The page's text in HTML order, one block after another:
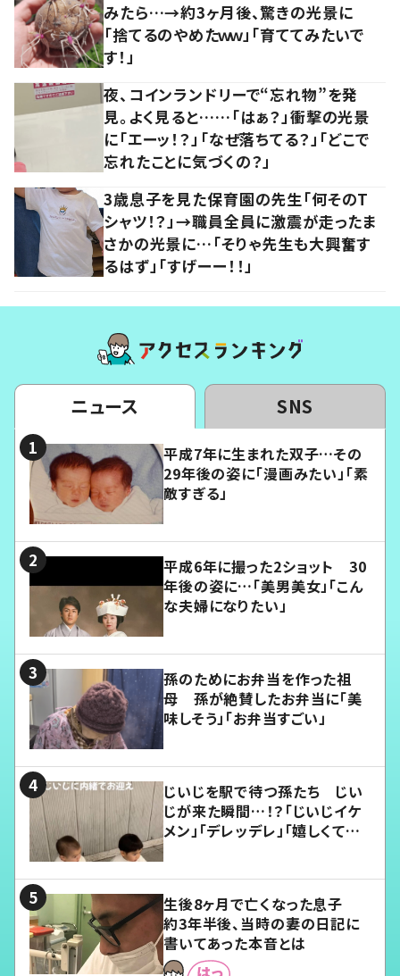
みたら…→約3ヶ月後、驚きの光景に
「捨てるのやめたｗｗ」「育ててみたいで
す！」
夜、コインランドリーで“忘れ物”を発
見。よく見ると……「はぁ？」衝撃の光景
に「エーッ！？」「なぜ落ちてる？」「どこで
忘れたことに気づくの？」
3歳息子を見た保育園の先生「何そのT
シャツ！？」→職員全員に激震が走ったま
さかの光景に…「そりゃ先生も大興奮す
るはず」「すげーー！！」
ニュース SNS
平成7年に生まれた双子…その
29年後の姿に「漫画みたい」「素
敵すぎる」
平成6年に撮った2ショット 30
年後の姿に…「美男美女」「こん
な夫婦になりたい」
孫のためにお弁当を作った祖
母 孫が絶賛したお弁当に「美
味しそう」「お弁当すごい」
じいじを駅で待つ孫たち じい
じが来た瞬間…！？「じいじイケ
メン」「デレッデレ」「嬉しくて可
生後8ヶ月で亡くなった息子
約3年半後、当時の妻の日記に
書いてあった本音とは